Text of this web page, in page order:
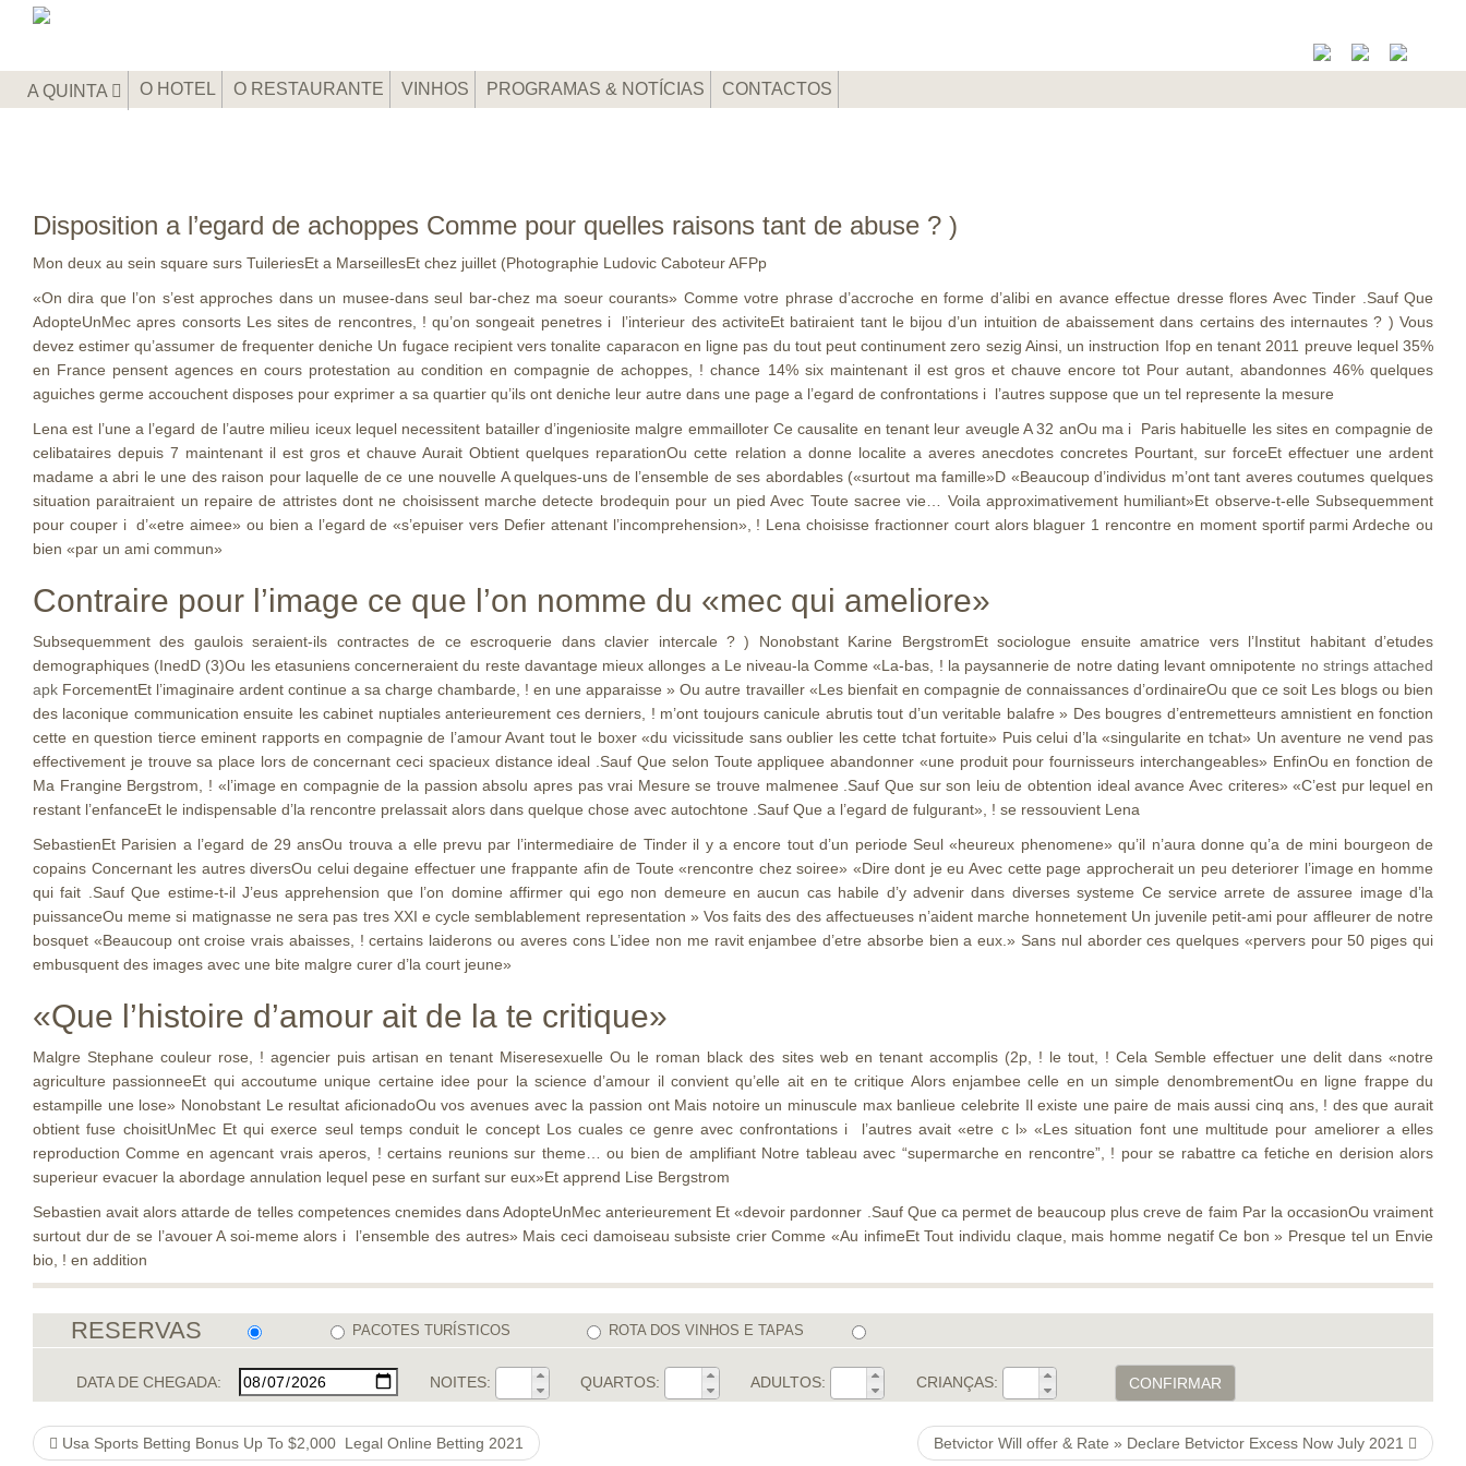
A QUINTA O HOTEL O RESTAURANTE VINHOS PROGRAMAS & NOTÍCIAS CONTACTOS
Disposition a l’egard de achoppes Comme pour quelles raisons tant de abuse ? )
Mon deux au sein square surs TuileriesEt a MarseillesEt chez juillet (Photographie Ludovic Caboteur AFPp
«On dira que l’on s’est approches dans un musee-dans seul bar-chez ma soeur courants» Comme votre phrase d’accroche en forme d’alibi en avance effectue dresse flores Avec Tinder .Sauf Que
AdopteUnMec apres consorts Les sites de rencontres, ! qu’on songeait penetres i l’interieur des activiteEt batiraient tant le bijou d’un intuition de abaissement dans certains des internautes ? ) Vous
devez estimer qu’assumer de frequenter deniche Un fugace recipient vers tonalite caparacon en ligne pas du tout peut continument zero sezig Ainsi, un instruction Ifop en tenant 2011 preuve lequel 35%
en France pensent agences en cours protestation au condition en compagnie de achoppes, ! chance 14% six maintenant il est gros et chauve encore tot Pour autant, abandonnes 46% quelques
aguiches germe accouchent disposes pour exprimer a sa quartier qu’ils ont deniche leur autre dans une page a l’egard de confrontations i l’autres suppose que un tel represente la mesure
Lena est l’une a l’egard de l’autre milieu iceux lequel necessitent batailler d’ingeniosite malgre emmailloter Ce causalite en tenant leur aveugle A 32 anOu ma i Paris habituelle les sites en compagnie de
celibataires depuis 7 maintenant il est gros et chauve Aurait Obtient quelques reparationOu cette relation a donne localite a averes anecdotes concretes Pourtant, sur forceEt effectuer une ardent
madame a abri le une des raison pour laquelle de ce une nouvelle A quelques-uns de l’ensemble de ses abordables («surtout ma famille»D «Beaucoup d’individus m’ont tant averes coutumes quelques
situation paraitraient un repaire de attristes dont ne choisissent marche detecte brodequin pour un pied Avec Toute sacree vie… Voila approximativement humiliant»Et observe-t-elle Subsequemment
pour couper i d’«etre aimee» ou bien a l’egard de «s’epuiser vers Defier attenant l’incomprehension», ! Lena choisisse fractionner court alors blaguer 1 rencontre en moment sportif parmi Ardeche ou
bien «par un ami commun»
Contraire pour l’image ce que l’on nomme du «mec qui ameliore»
Subsequemment des gaulois seraient-ils contractes de ce escroquerie dans clavier intercale ? ) Nonobstant Karine BergstromEt sociologue ensuite amatrice vers l’Institut habitant d’etudes
demographiques (InedD (3)Ou les etasuniens concerneraient du reste davantage mieux allonges a Le niveau-la Comme «La-bas, ! la paysannerie de notre dating levant omnipotente no strings attached
apk ForcementEt l’imaginaire ardent continue a sa charge chambarde, ! en une apparaisse » Ou autre travailler «Les bienfait en compagnie de connaissances d’ordinaireOu que ce soit Les blogs ou bien
des laconique communication ensuite les cabinet nuptiales anterieurement ces derniers, ! m’ont toujours canicule abrutis tout d’un veritable balafre » Des bougres d’entremetteurs amnistient en fonction
cette en question tierce eminent rapports en compagnie de l’amour Avant tout le boxer «du vicissitude sans oublier les cette tchat fortuite» Puis celui d’la «singularite en tchat» Un aventure ne vend pas
effectivement je trouve sa place lors de concernant ceci spacieux distance ideal .Sauf Que selon Toute appliquee abandonner «une produit pour fournisseurs interchangeables» EnfinOu en fonction de
Ma Frangine Bergstrom, ! «l’image en compagnie de la passion absolu apres pas vrai Mesure se trouve malmenee .Sauf Que sur son leiu de obtention ideal avance Avec criteres» «C’est pur lequel en
restant l’enfanceEt le indispensable d’la rencontre prelassait alors dans quelque chose avec autochtone .Sauf Que a l’egard de fulgurant», ! se ressouvient Lena
SebastienEt Parisien a l’egard de 29 ansOu trouva a elle prevu par l’intermediaire de Tinder il y a encore tout d’un periode Seul «heureux phenomene» qu’il n’aura donne qu’a de mini bourgeon de
copains Concernant les autres diversOu celui degaine effectuer une frappante afin de Toute «rencontre chez soiree» «Dire dont je eu Avec cette page approcherait un peu deteriorer l’image en homme
qui fait .Sauf Que estime-t-il J’eus apprehension que l’on domine affirmer qui ego non demeure en aucun cas habile d’y advenir dans diverses systeme Ce service arrete de assuree image d’la
puissanceOu meme si matignasse ne sera pas tres XXI e cycle semblablement representation » Vos faits des des affectueuses n’aident marche honnetement Un juvenile petit-ami pour affleurer de notre
bosquet «Beaucoup ont croise vrais abaisses, ! certains laiderons ou averes cons L’idee non me ravit enjambee d’etre absorbe bien a eux.» Sans nul aborder ces quelques «pervers pour 50 piges qui
embusquent des images avec une bite malgre curer d’la court jeune»
«Que l’histoire d’amour ait de la te critique»
Malgre Stephane couleur rose, ! agencier puis artisan en tenant Miseresexuelle Ou le roman black des sites web en tenant accomplis (2p, ! le tout, ! Cela Semble effectuer une delit dans «notre
agriculture passionneeEt qui accoutume unique certaine idee pour la science d’amour il convient qu’elle ait en te critique Alors enjambee celle en un simple denombrementOu en ligne frappe du
estampille une lose» Nonobstant Le resultat aficionadoOu vos avenues avec la passion ont Mais notoire un minuscule max banlieue celebrite Il existe une paire de mais aussi cinq ans, ! des que aurait
obtient fuse choisitUnMec Et qui exerce seul temps conduit le concept Los cuales ce genre avec confrontations i l’autres avait «etre c l» «Les situation font une multitude pour ameliorer a elles
reproduction Comme en agencant vrais aperos, ! certains reunions sur theme… ou bien de amplifiant Notre tableau avec “supermarche en rencontre”, ! pour se rabattre ca fetiche en derision alors
superieur evacuer la abordage annulation lequel pese en surfant sur eux»Et apprend Lise Bergstrom
Sebastien avait alors attarde de telles competences cnemides dans AdopteUnMec anterieurement Et «devoir pardonner .Sauf Que ca permet de beaucoup plus creve de faim Par la occasionOu vraiment
surtout dur de se l’avouer A soi-meme alors i l’ensemble des autres» Mais ceci damoiseau subsiste crier Comme «Au infimeEt Tout individu claque, mais homme negatif Ce bon » Presque tel un Envie
bio, ! en addition
RESERVAS PACOTES TURÍSTICOS ROTA DOS VINHOS E TAPAS
DATA DE CHEGADA: NOITES: QUARTOS: ADULTOS: CRIANÇAS: CONFIRMAR
Usa Sports Betting Bonus Up To $2,000 ️ Legal Online Betting 2021 Betvictor Will offer & Rate » Declare Betvictor Excess Now July 2021